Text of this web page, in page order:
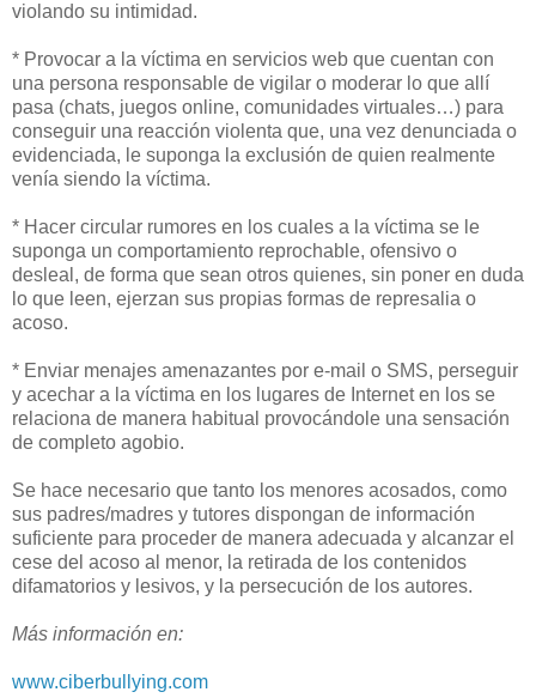
violando su intimidad.
* Provocar a la víctima en servicios web que cuentan con
una persona responsable de vigilar o moderar lo que allí
pasa (chats, juegos online, comunidades virtuales…) para
conseguir una reacción violenta que, una vez denunciada o
evidenciada, le suponga la exclusión de quien realmente
venía siendo la víctima.
* Hacer circular rumores en los cuales a la víctima se le
suponga un comportamiento reprochable, ofensivo o
desleal, de forma que sean otros quienes, sin poner en duda
lo que leen, ejerzan sus propias formas de represalia o
acoso.
* Enviar menajes amenazantes por e-mail o SMS, perseguir
y acechar a la víctima en los lugares de Internet en los se
relaciona de manera habitual provocándole una sensación
de completo agobio.
Se hace necesario que tanto los menores acosados, como
sus padres/madres y tutores dispongan de información
suficiente para proceder de manera adecuada y alcanzar el
cese del acoso al menor, la retirada de los contenidos
difamatorios y lesivos, y la persecución de los autores.
Más información en:
www.ciberbullying.com